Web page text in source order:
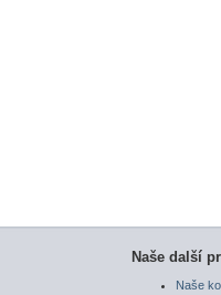
Naše další
Naše